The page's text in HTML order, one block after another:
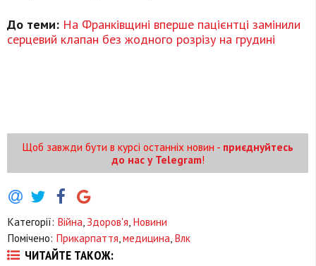
До теми: На Франківщині вперше пацієнтці замінили
серцевий клапан без жодного розрізу на грудині
Щоб завжди бути в курсі останніх новин - приєднуйтесь
до нас у Telegram!
Категорії: Війна Здоров'я Новини
Помічено: Прикарпаття медицина Влк
ЧИТАЙТЕ ТАКОЖ: